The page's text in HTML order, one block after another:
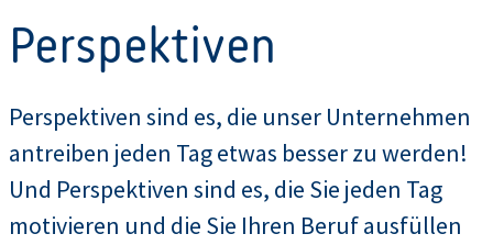
Perspektiven
Perspektiven sind es, die unser Unternehmen
antreiben jeden Tag etwas besser zu werden!
Und Perspektiven sind es, die Sie jeden Tag
motivieren und die Sie Ihren Beruf ausfüllen